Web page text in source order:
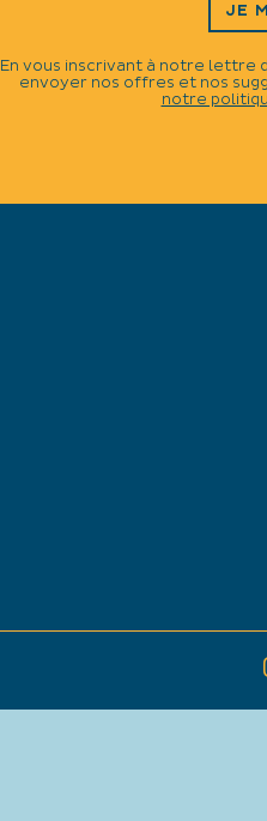
JE
En vous inscrivant à notre lettre
envoyer nos offres et nos
notre